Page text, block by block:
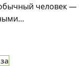
обычный человек —